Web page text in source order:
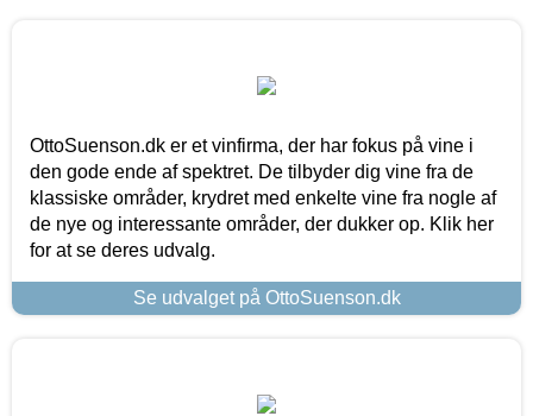
OttoSuenson.dk er et vinfirma, der har fokus på vine i
den gode ende af spektret. De tilbyder dig vine fra de
klassiske områder, krydret med enkelte vine fra nogle af
de nye og interessante områder, der dukker op. Klik her
for at se deres udvalg.
Se udvalget på OttoSuenson.dk